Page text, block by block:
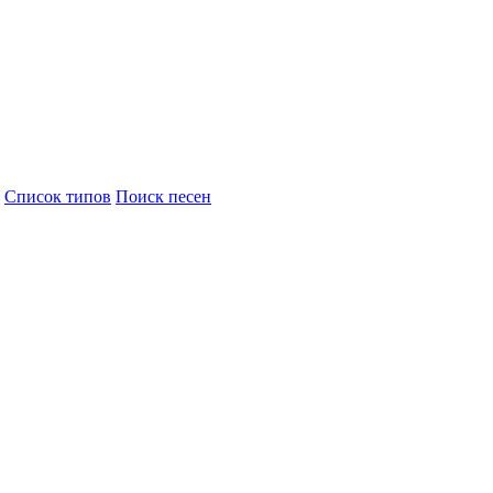
Cписок типов Поиск песен